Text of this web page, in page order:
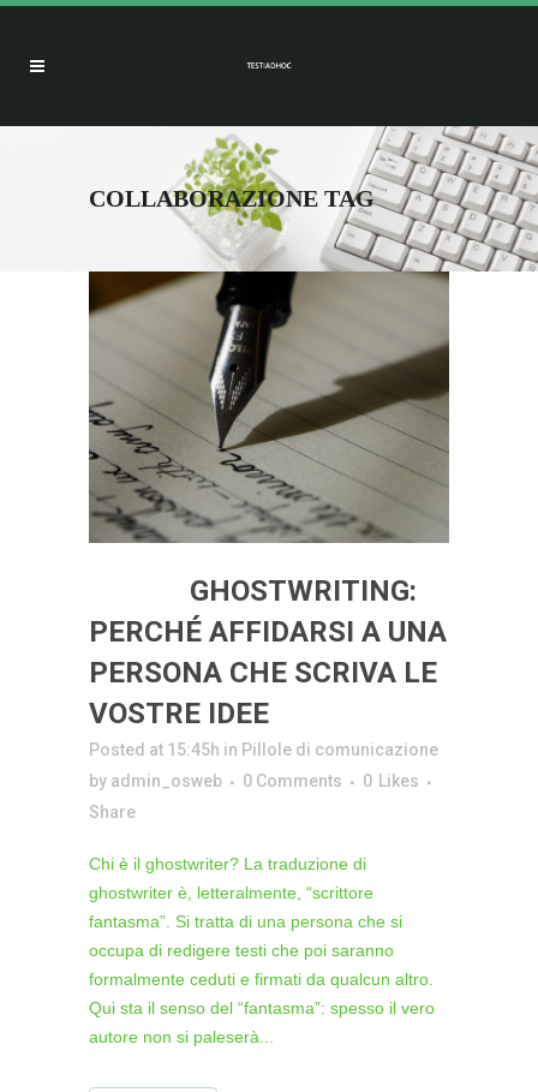
COLLABORAZIONE TAG
GHOSTWRITING:
PERCHÉ AFFIDARSI A UNA
PERSONA CHE SCRIVA LE
VOSTRE IDEE
Posted at 15:45h in Pillole di comunicazione
by admin_osweb 0 Comments 0 Likes
Share
Chi è il ghostwriter? La traduzione di
ghostwriter è, letteralmente, “scrittore
fantasma”. Si tratta di una persona che si
occupa di redigere testi che poi saranno
formalmente ceduti e firmati da qualcun altro.
Qui sta il senso del “fantasma”: spesso il vero
autore non si paleserà...